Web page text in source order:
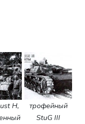
H,
трофейный
StuG III